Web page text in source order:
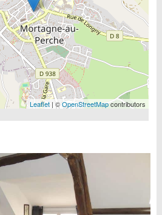
Leaflet | ©OpenStreetMapcontributors